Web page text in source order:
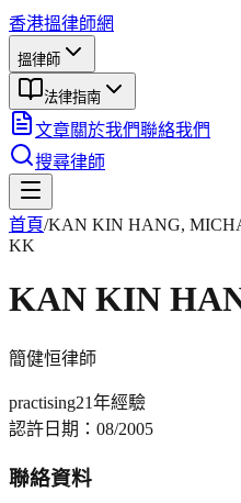
香港搵律師網
搵律師
法律指南
文章關於我們聯絡我們
搜尋律師
首頁/KAN KIN HANG,
KK
KAN KIN
簡健恒律師
practising21年經驗
認許日期： 08/2005
聯絡資料